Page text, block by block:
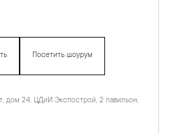
Посетить шоурум
дом 24, ЦДиИ Экспострой, 2 павильон,